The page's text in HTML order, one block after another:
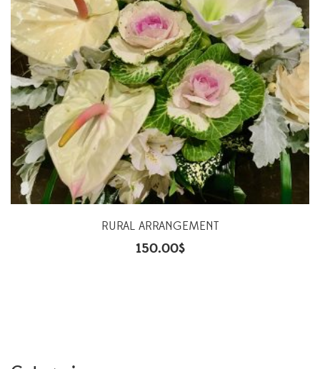
RURAL ARRANGEMENT
150.00$